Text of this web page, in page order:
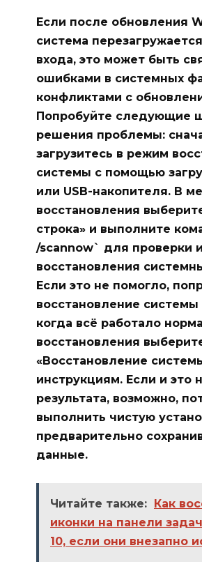
Если после обновления
система
входа, это может быть
ошибками в системных
конфликтами с
Попробуйте следующие
решения проблемы:
загрузитесь в режим
системы с помощью
или USB-накопителя. В
восстановления
строка» и выполните
/scannow` для проверки и
восстановления
Если это не помогло,
восстановление системы
когда всё работало
восстановления
«Восстановление
инструкциям. Если и это
результата, возможно,
выполнить чистую
предварительно
данные.
Читайте также:
Как
иконки на панели
10, если они внезапно